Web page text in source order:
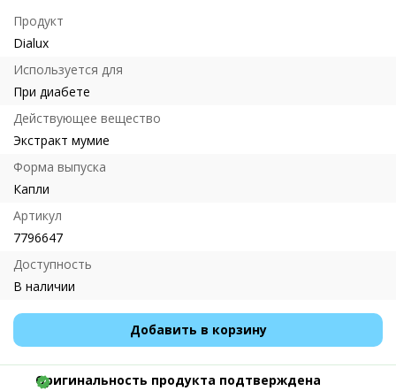
Продукт
Dialux
Используется для
При диабете
Действующее вещество
Экстракт мумие
Форма выпуска
Капли
Артикул
7796647
Доступность
В наличии
Добавить в корзину
Оригинальность продукта подтверждена